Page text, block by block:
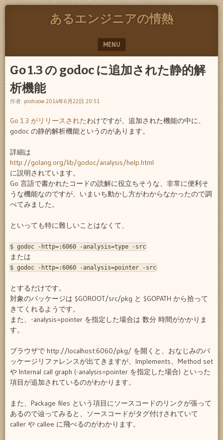
あるエンジニアの情熱
MENU
Go 1.3 の godoc に追加された静的解
析機能
作者: yoshizow 2014年6月22日 20:51
Go 1.3 がリリースされたわけですが、追加された機能の中に、
godoc の静的解析機能というのがあります。
詳細は
http://golang.org/lib/godoc/analysis/help.html
に説明されています。
Go 言語で書かれたコードの読解に役立ちそうな、非常に便利そ
うな機能なのですが、いまいち動かし方がわからなかったので調
べてみました。
といっても特に難しいことはなくて、
$ godoc -http=:6060 -analysis=type -src
または
$ godoc -http=:6060 -analysis=pointer -src
とするだけです。
対象のパッケージは $GOROOT/src/pkg と $GOPATH から拾って
きてくれるようです。
また、-analysis=pointer を指定した場合は 数分 時間がかかりま
す。
ブラウザで http://localhost:6060/pkg/ を開くと、おなじみのパ
ッケージリファレンスが出てきますが、Implements、Method set
や Internal call graph (-analysis=pointer を指定した場合) といった
項目が追加されているのがわかります。
また、Package files という項目にソースコードのリンクが張って
あるので辿ってみると、ソースコードがタグ付けされていて
caller や callee に飛べるのがわかります。